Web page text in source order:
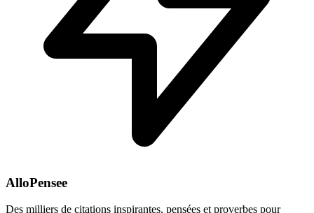
AlloPensee
Des milliers de citations inspirantes, pensées et proverbes pour